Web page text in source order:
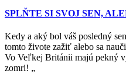
SPLŇTE SI SVOJ SEN,
Kedy a aký bol váš posledný
tomto živote zažiť alebo sa
Vo Veľkej Británii majú pekný
zomri! „